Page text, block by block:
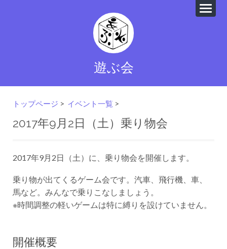
遊ぶ会
トップページ > イベント一覧 >
2017年9月2日（土）乗り物会
2017年9月2日（土）に、乗り物会を開催します。
乗り物が出てくるゲーム会です。汽車、飛行機、車、
馬など。みんなで乗りこなしましょう。
※時間調整の軽いゲームは特に縛りを設けていません。
開催概要